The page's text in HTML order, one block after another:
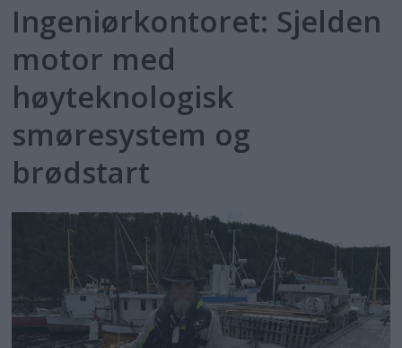
Ingeniørkontoret: Sjelden
motor med
høyteknologisk
smøresystem og
brødstart